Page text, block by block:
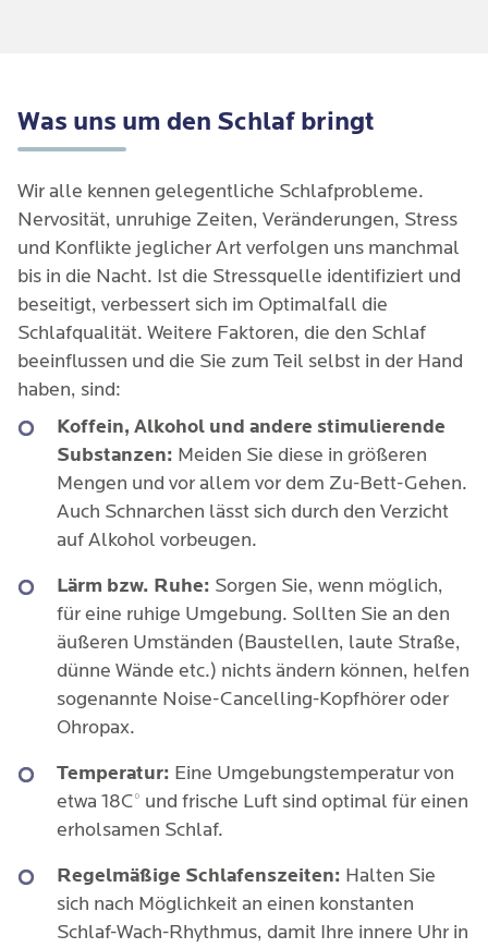
Was uns um den Schlaf bringt
Wir alle kennen gelegentliche Schlafprobleme.
Nervosität, unruhige Zeiten, Veränderungen, Stress
und Konflikte jeglicher Art verfolgen uns manchmal
bis in die Nacht. Ist die Stressquelle identifiziert und
beseitigt, verbessert sich im Optimalfall die
Schlafqualität. Weitere Faktoren, die den Schlaf
beeinflussen und die Sie zum Teil selbst in der Hand
haben, sind:
Koffein, Alkohol und andere stimulierende
Substanzen: Meiden Sie diese in größeren
Mengen und vor allem vor dem Zu-Bett-Gehen.
Auch Schnarchen lässt sich durch den Verzicht
auf Alkohol vorbeugen.
Lärm bzw. Ruhe: Sorgen Sie, wenn möglich,
für eine ruhige Umgebung. Sollten Sie an den
äußeren Umständen (Baustellen, laute Straße,
dünne Wände etc.) nichts ändern können, helfen
sogenannte Noise-Cancelling-Kopfhörer oder
Ohropax.
Temperatur: Eine Umgebungstemperatur von
etwa 18C° und frische Luft sind optimal für einen
erholsamen Schlaf.
Regelmäßige Schlafenszeiten: Halten Sie
sich nach Möglichkeit an einen konstanten
Schlaf-Wach-Rhythmus, damit Ihre innere Uhr in